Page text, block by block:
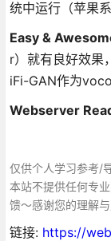
统中运行（苹果
Easy &
r）就有良好效果
iFi-GAN作为
Webserver
仅供个人学习参考/
本站不提供任何专
馈～感谢您的理解与
链接: https://